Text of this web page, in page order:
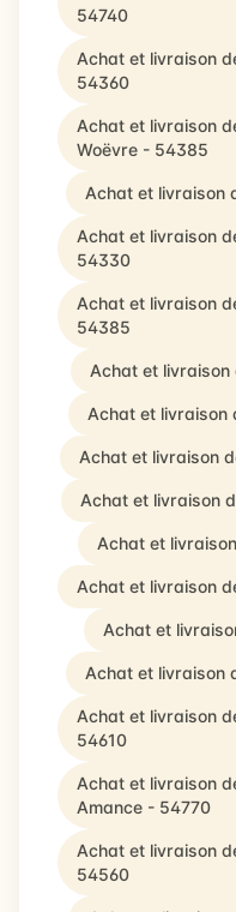
54740
Achat et livraison
54360
Achat et livraison
Woëvre - 54385
Achat et livraison
Achat et livraison
54330
Achat et livraison
54385
Achat et livraison
Achat et livraison
Achat et livraison
Achat et livraison
Achat et
Achat et livraison
Achat et
Achat et livraison
Achat et livraison
54610
Achat et livraison
Amance - 54770
Achat et livraison
54560